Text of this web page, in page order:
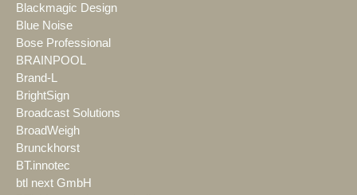
Blackmagic Design
Blue Noise
Bose Professional
BRAINPOOL
Brand-L
BrightSign
Broadcast Solutions
BroadWeigh
Brunckhorst
BT.innotec
btl next GmbH